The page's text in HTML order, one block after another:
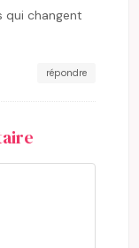
qui changent
répondre